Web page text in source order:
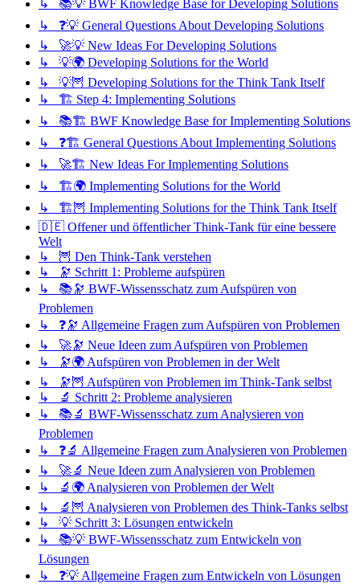
↳ 📚💡 BWF Knowledge Base for Developing Solutions
↳ ❓💡 General Questions About Developing Solutions
↳ 🚀💡 New Ideas For Developing Solutions
↳ 💡🌍 Developing Solutions for the World
↳ 💡🦉 Developing Solutions for the Think Tank Itself
↳ 🏗️ Step 4: Implementing Solutions
↳ 📚🏗️ BWF Knowledge Base for Implementing Solutions
↳ ❓🏗️ General Questions About Implementing Solutions
↳ 🚀🏗️ New Ideas For Implementing Solutions
↳ 🏗️🌍 Implementing Solutions for the World
↳ 🏗️🦉 Implementing Solutions for the Think Tank Itself
🇩🇪 Offener und öffentlicher Think-Tank für eine bessere
Welt
↳ 🦉 Den Think-Tank verstehen
↳ 🔭 Schritt 1: Probleme aufspüren
↳ 📚🔭 BWF-Wissensschatz zum Aufspüren von
Problemen
↳ ❓🔭 Allgemeine Fragen zum Aufspüren von Problemen
↳ 🚀🔭 Neue Ideen zum Aufspüren von Problemen
↳ 🔭🌍 Aufspüren von Problemen in der Welt
↳ 🔭🦉 Aufspüren von Problemen im Think-Tank selbst
↳ 🔬 Schritt 2: Probleme analysieren
↳ 📚🔬 BWF-Wissensschatz zum Analysieren von
Problemen
↳ ❓🔬 Allgemeine Fragen zum Analysieren von Problemen
↳ 🚀🔬 Neue Ideen zum Analysieren von Problemen
↳ 🔬🌍 Analysieren von Problemen der Welt
↳ 🔬🦉 Analysieren von Problemen des Think-Tanks selbst
↳ 💡 Schritt 3: Lösungen entwickeln
↳ 📚💡 BWF-Wissensschatz zum Entwickeln von
Lösungen
↳ ❓💡 Allgemeine Fragen zum Entwickeln von Lösungen